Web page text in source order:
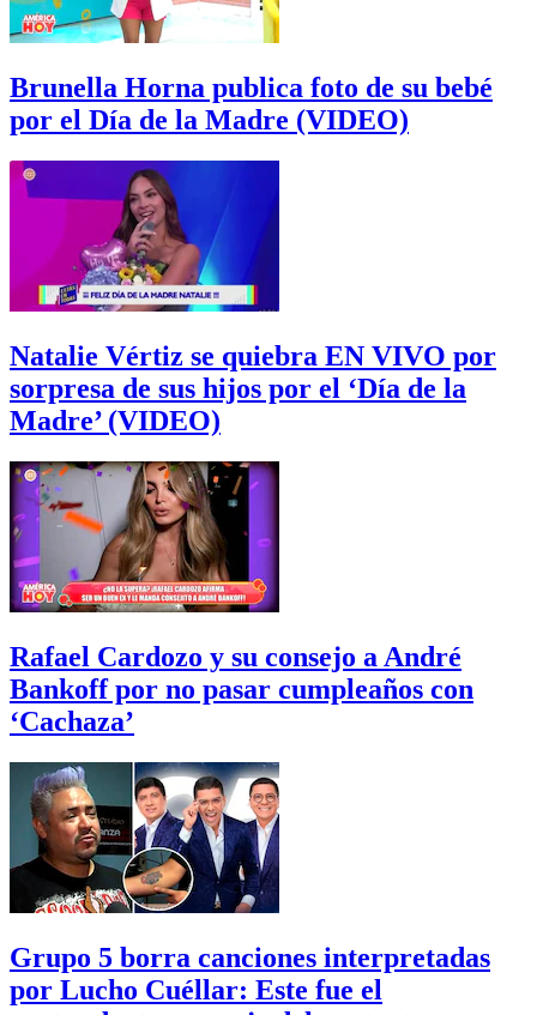
Brunella Horna publica foto de su bebé
por el Día de la Madre (VIDEO)
Natalie Vértiz se quiebra EN VIVO por
sorpresa de sus hijos por el ‘Día de la
Madre’ (VIDEO)
Rafael Cardozo y su consejo a André
Bankoff por no pasar cumpleaños con
‘Cachaza’
Grupo 5 borra canciones interpretadas
por Lucho Cuéllar: Este fue el